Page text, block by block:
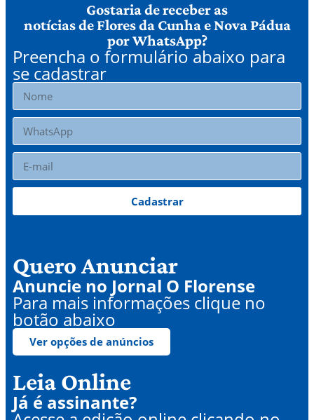
Gostaria de receber as
notícias de Flores da Cunha e Nova Pádua
por WhatsApp?
Preencha o formulário abaixo para
se cadastrar
Cadastrar
Quero Anunciar
Anuncie no Jornal O Florense
Para mais informações clique no
botão abaixo
Ver opções de anúncios
Leia Online
Já é assinante?